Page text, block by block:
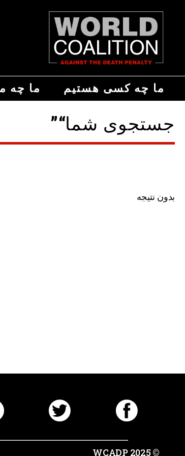
ما چه کسی هستیم ما چه
جستجوی شما“”
بدون نتیجه
© 2025 WCADP